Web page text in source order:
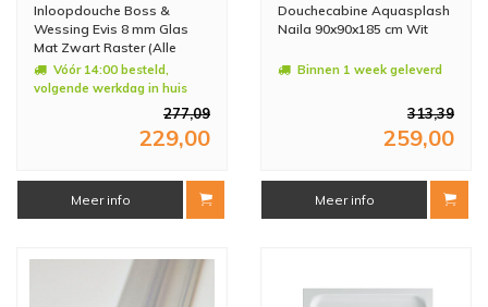
Inloopdouche Boss &
Wessing Evis 8 mm Glas
Mat Zwart Raster (Alle
maten)
Vóór 14:00 besteld,
volgende werkdag in huis
277,09
229,00
Meer info
Douchecabine Aquasplash
Naila 90x90x185 cm Wit
Binnen 1 week geleverd
313,39
259,00
Meer info